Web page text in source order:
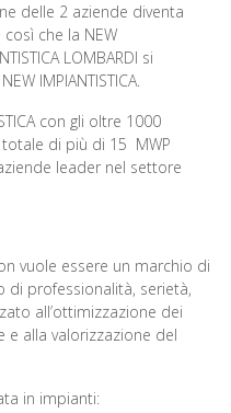
delle 2 aziende diventa
che la NEW
LOMBARDI si
IMPIANTISTICA.
con gli oltre 1000
di più di 15 MWP
leader nel settore
vuole essere un marchio di
di professionalità, serietà,
all’ottimizzazione dei
e alla valorizzazione del
in impianti: